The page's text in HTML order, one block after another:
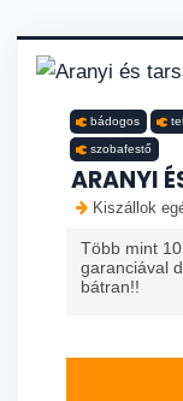
bádogos
szobafestő
ARANYI
Kiszállok
Több mint
garanciával
bátran!!